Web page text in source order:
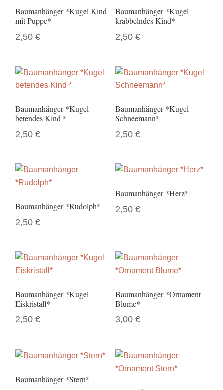
Baumanhänger *Kugel Kind
mit Puppe*
2,50€
Baumanhänger *Kugel
krabbelndes Kind*
2,50 €
Baumanhänger *Kugel
betendes Kind *
2,50€
Baumanhänger *Kugel
Schneemann*
2,50 €
Baumanhänger *Rudolph*
2,50€
Baumanhänger *Herz*
2,50 €
Baumanhänger *Kugel
Eiskristall*
2,50€
Baumanhänger *Ornament
Blume*
3,00 €
Baumanhänger *Stern*